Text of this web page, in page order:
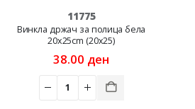
11775
Винкла држач за полица бела
20x25cm (20x25)
38.00 ден